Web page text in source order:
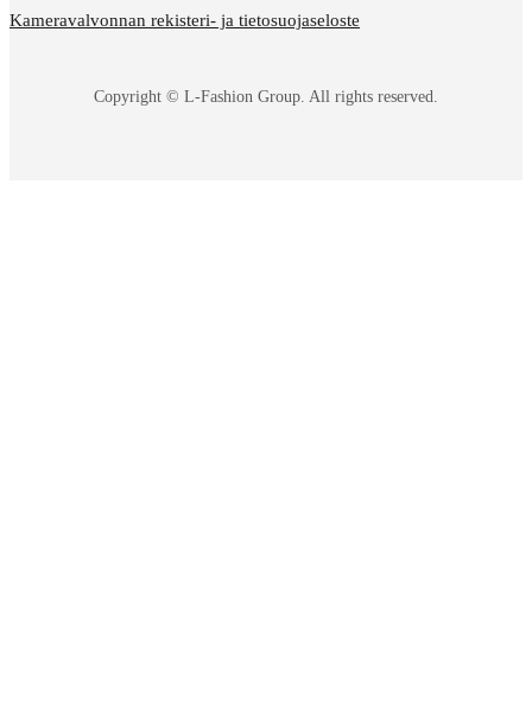
Copyright © L-Fashion Group. All rights reserved.
Kameravalvonnan rekisteri- ja tietosuojaseloste